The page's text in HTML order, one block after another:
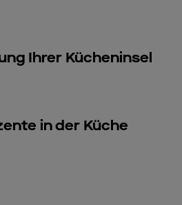
Ihrer Kücheninsel
in der Küche